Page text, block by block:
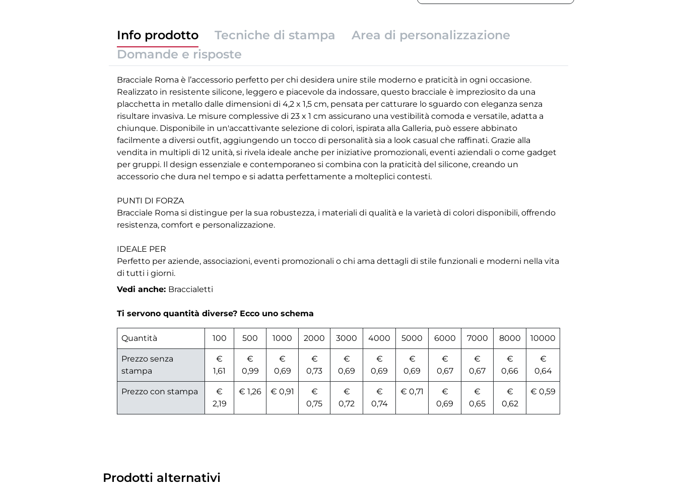
Info prodotto Tecniche di stampa
Area di personalizzazione
Domande e risposte
Bracciale Roma è l’accessorio perfetto per chi desidera unire stile moderno e praticità in ogni occasione.
Realizzato in resistente silicone, leggero e piacevole da indossare, questo bracciale è impreziosito da una
placchetta in metallo dalle dimensioni di 4,2 x 1,5 cm, pensata per catturare lo sguardo con eleganza senza
risultare invasiva. Le misure complessive di 23 x 1 cm assicurano una vestibilità comoda e versatile, adatta a
chiunque. Disponibile in un'accattivante selezione di colori, ispirata alla Galleria, può essere abbinato
facilmente a diversi outfit, aggiungendo un tocco di personalità sia a look casual che raffinati. Grazie alla
vendita in multipli di 12 unità, si rivela ideale anche per iniziative promozionali, eventi aziendali o come gadget
per gruppi. Il design essenziale e contemporaneo si combina con la praticità del silicone, creando un
accessorio che dura nel tempo e si adatta perfettamente a molteplici contesti.
PUNTI DI FORZA
Bracciale Roma si distingue per la sua robustezza, i materiali di qualità e la varietà di colori disponibili, offrendo
resistenza, comfort e personalizzazione.
IDEALE PER
Perfetto per aziende, associazioni, eventi promozionali o chi ama dettagli di stile funzionali e moderni nella vita
di tutti i giorni.
Vedi anche: Braccialetti
Ti servono quantità diverse? Ecco uno schema
Quantità 100 500 1000 2000 3000 4000 5000 6000 7000 8000 10000
Prezzo senza
stampa
€
1,61
€
0,99
€
0,69
€
0,73
€
0,69
€
0,69
€
0,69
€
0,67
€
0,67
€
0,66
€
0,64
Prezzo con stampa
€
2,19
€ 1,26 € 0,91
€
0,75
€
0,72
€
0,74
€ 0,71
€
0,69
€
0,65
€
0,62
€ 0,59
Prodotti alternativi